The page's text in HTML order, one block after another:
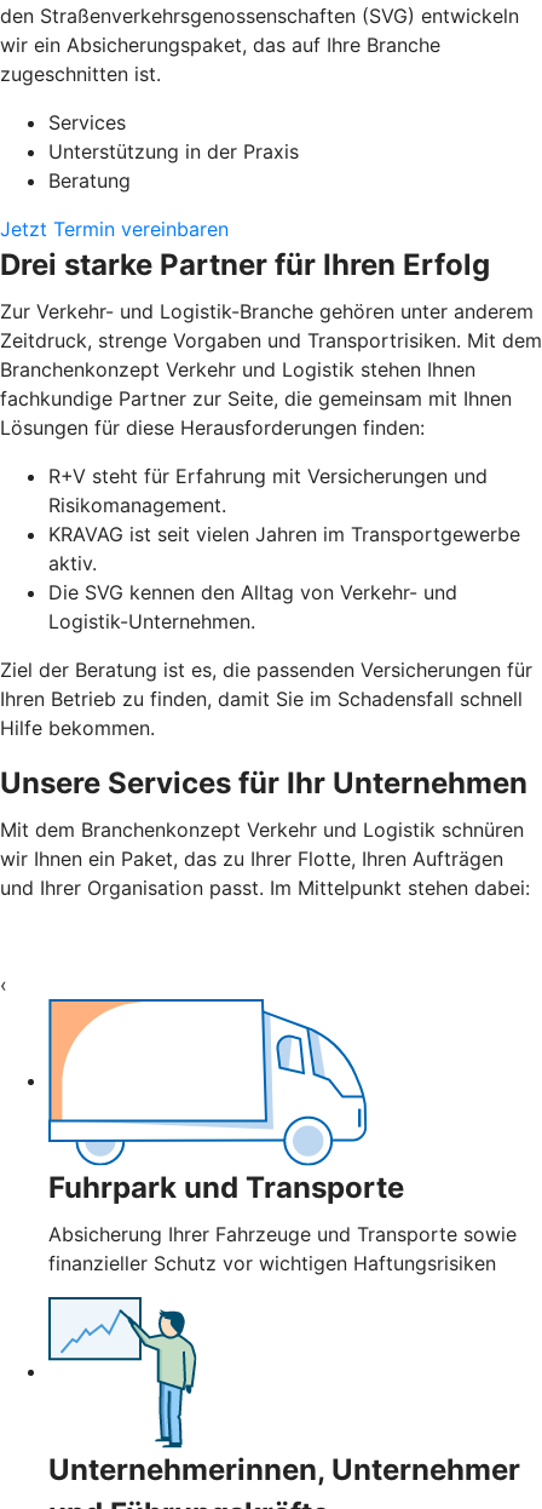
den Straßenverkehrsgenossenschaften (SVG) entwickeln
wir ein Absicherungspaket, das auf Ihre Branche
zugeschnitten ist.
Services
Unterstützung in der Praxis
Beratung
Jetzt Termin vereinbaren
Drei starke Partner für Ihren Erfolg
Zur Verkehr- und Logistik-Branche gehören unter anderem
Zeitdruck, strenge Vorgaben und Transportrisiken. Mit dem
Branchenkonzept Verkehr und Logistik stehen Ihnen
fachkundige Partner zur Seite, die gemeinsam mit Ihnen
Lösungen für diese Herausforderungen finden:
R+V steht für Erfahrung mit Versicherungen und
Risikomanagement.
KRAVAG ist seit vielen Jahren im Transportgewerbe
aktiv.
Die SVG kennen den Alltag von Verkehr- und
Logistik-Unternehmen.
Ziel der Beratung ist es, die passenden Versicherungen für
Ihren Betrieb zu finden, damit Sie im Schadensfall schnell
Hilfe bekommen.
Unsere Services für Ihr Unternehmen
Mit dem Branchenkonzept Verkehr und Logistik schnüren
wir Ihnen ein Paket, das zu Ihrer Flotte, Ihren Aufträgen
und Ihrer Organisation passt. Im Mittelpunkt stehen dabei:
‹
Fuhrpark und Transporte
Absicherung Ihrer Fahrzeuge und Transporte sowie
finanzieller Schutz vor wichtigen Haftungsrisiken
Unternehmerinnen, Unternehmer